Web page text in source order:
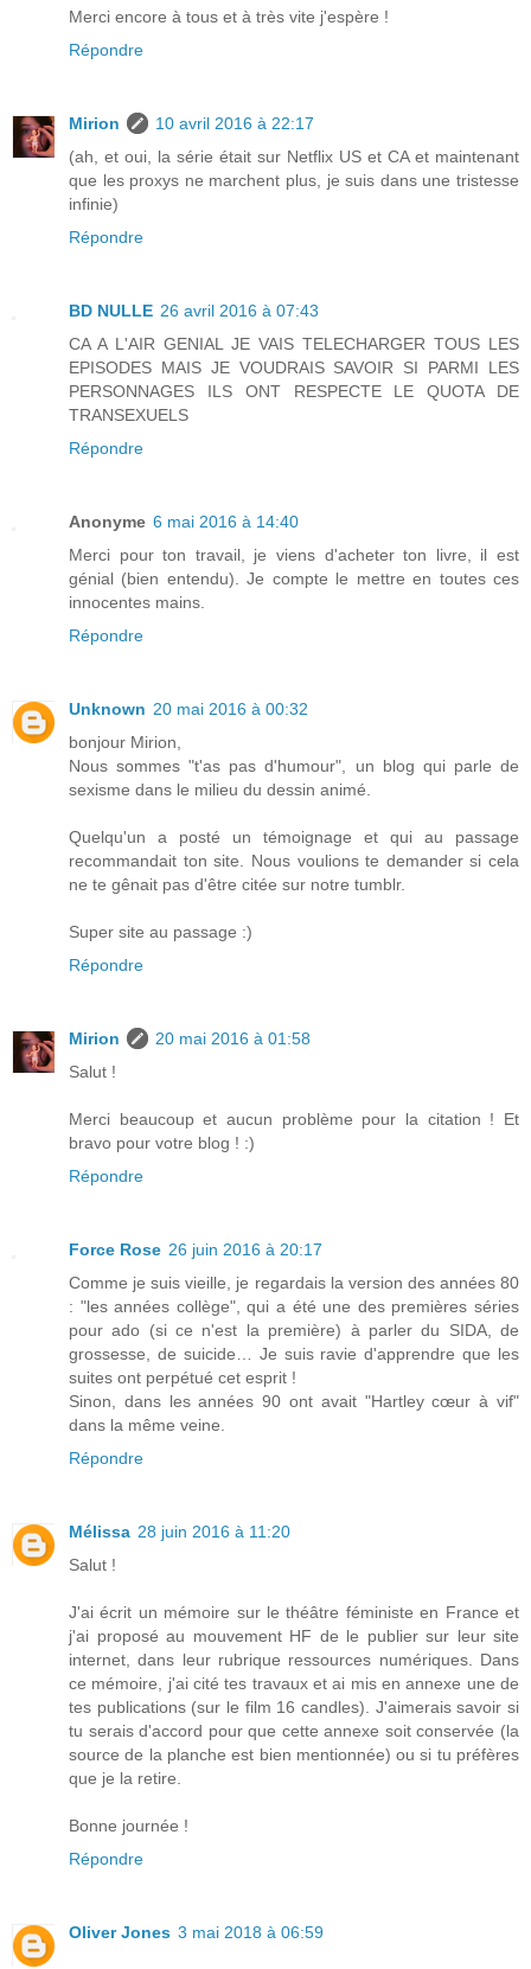
Merci encore à tous et à très vite j'espère !
Répondre
Mirion
10 avril 2016 à 22:17
(ah, et oui, la série était sur Netflix US et CA et maintenant
que les proxys ne marchent plus, je suis dans une tristesse
infinie)
Répondre
BD NULLE 26 avril 2016 à 07:43
CA A L'AIR GENIAL JE VAIS TELECHARGER TOUS LES
EPISODES MAIS JE VOUDRAIS SAVOIR SI PARMI LES
PERSONNAGES ILS ONT RESPECTE LE QUOTA DE
TRANSEXUELS
Répondre
Anonyme 6 mai 2016 à 14:40
Merci pour ton travail, je viens d'acheter ton livre, il est
génial (bien entendu). Je compte le mettre en toutes ces
innocentes mains.
Répondre
Unknown 20 mai 2016 à 00:32
bonjour Mirion,
Nous sommes "t'as pas d'humour", un blog qui parle de
sexisme dans le milieu du dessin animé.
Quelqu'un a posté un témoignage et qui au passage
recommandait ton site. Nous voulions te demander si cela
ne te gênait pas d'être citée sur notre tumblr.
Super site au passage :)
Répondre
Mirion
20 mai 2016 à 01:58
Salut !
Merci beaucoup et aucun problème pour la citation ! Et
bravo pour votre blog ! :)
Répondre
Force Rose 26 juin 2016 à 20:17
Comme je suis vieille, je regardais la version des années 80
: "les années collège", qui a été une des premières séries
pour ado (si ce n'est la première) à parler du SIDA, de
grossesse, de suicide… Je suis ravie d'apprendre que les
suites ont perpétué cet esprit !
Sinon, dans les années 90 ont avait "Hartley cœur à vif"
dans la même veine.
Répondre
Mélissa 28 juin 2016 à 11:20
Salut !
J'ai écrit un mémoire sur le théâtre féministe en France et
j'ai proposé au mouvement HF de le publier sur leur site
internet, dans leur rubrique ressources numériques. Dans
ce mémoire, j'ai cité tes travaux et ai mis en annexe une de
tes publications (sur le film 16 candles). J'aimerais savoir si
tu serais d'accord pour que cette annexe soit conservée (la
source de la planche est bien mentionnée) ou si tu préfères
que je la retire.
Bonne journée !
Répondre
Oliver Jones 3 mai 2018 à 06:59